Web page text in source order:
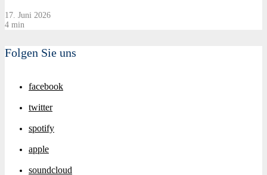
17. Juni 2026
4 min
Folgen Sie uns
facebook
twitter
spotify
apple
soundcloud